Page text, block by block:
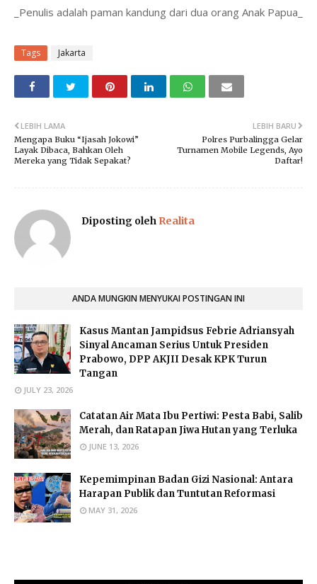
_Penulis adalah paman kandung dari dua orang Anak Papua_
Tags Jakarta
LEBIH BARU
Polres Purbalingga Gelar
Turnamen Mobile Legends, Ayo
Daftar!
LEBIH LAMA
Mengapa Buku “Ijasah Jokowi”
Layak Dibaca, Bahkan Oleh
Mereka yang Tidak Sepakat?
Diposting oleh Realita
ANDA MUNGKIN MENYUKAI POSTINGAN INI
Kasus Mantan Jampidsus Febrie Adriansyah
Sinyal Ancaman Serius Untuk Presiden
Prabowo, DPP AKJII Desak KPK Turun
Tangan
JULY 23, 2026
Catatan Air Mata Ibu Pertiwi: Pesta Babi, Salib
Merah, dan Ratapan Jiwa Hutan yang Terluka
JUNE 13, 2026
Kepemimpinan Badan Gizi Nasional: Antara
Harapan Publik dan Tuntutan Reformasi
MAY 31, 2026